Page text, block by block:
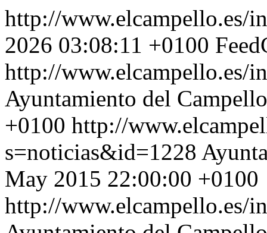
http://www.elcampello.es/
2026 03:08:11 +0100
http://www.elcampello.es/
Ayuntamiento del Campello
+0100 http://
s=noticias&id=1228
May 2015 22:00:00 +0100
http://www.elcampello.es/